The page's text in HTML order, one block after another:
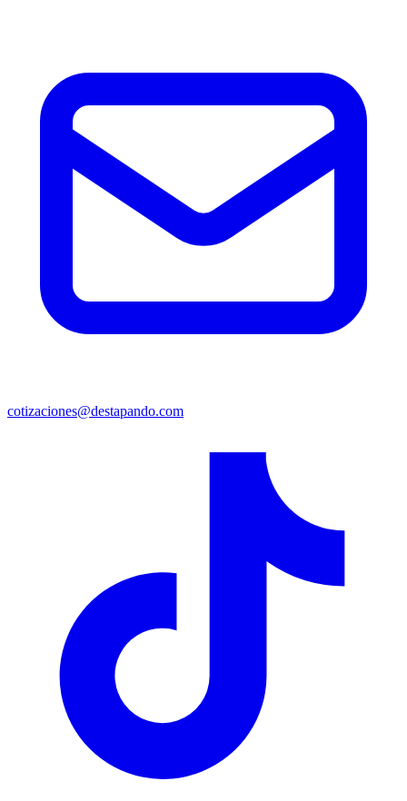
cotizaciones@destapando.com